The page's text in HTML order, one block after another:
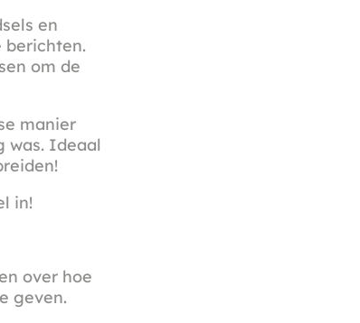
en
berichten.
om de
manier
was. Ideaal
in!
over hoe
geven.